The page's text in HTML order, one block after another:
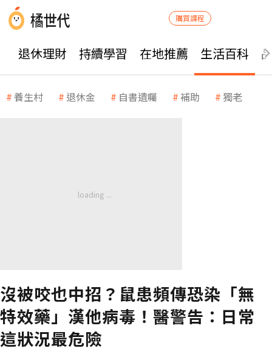
購買課程
退休理財 持續學習 在地推薦 生活百科
養生村 退休金 自書遺囑 補助 獨老
沒被咬也中招？鼠患頻傳恐染「無
特效藥」漢他病毒！醫警告：日常
這狀況最危險